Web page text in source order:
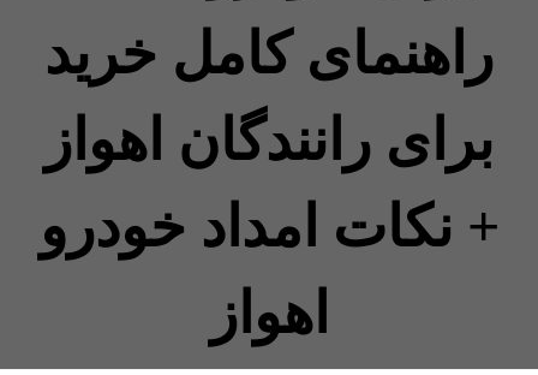
راهنمای کامل خرید
برای رانندگان اهواز
+ نکات امداد خودرو
اهواز